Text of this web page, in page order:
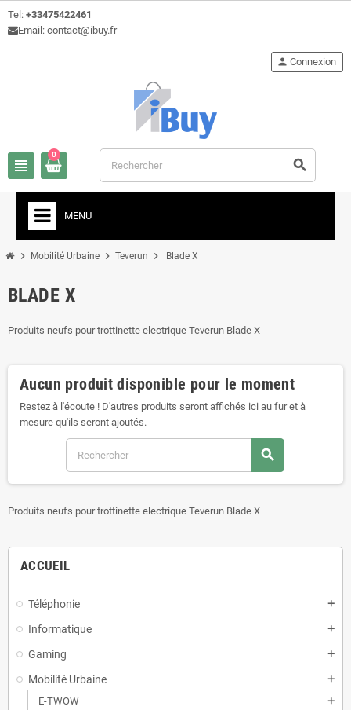
Tel: +33475422461
Email: contact@ibuy.fr
view_headline
person Connexion
0
search
MENU
chevron_right Mobilité Urbaine chevron_right Teverun chevron_right Blade X
ACCUEIL
Téléphonie add
Informatique add
Gaming add
Mobilité Urbaine add
E-TWOW add
BLADE X
Produits neufs pour trottinette electrique Teverun Blade X
Aucun produit disponible pour le moment
Restez à l'écoute ! D'autres produits seront affichés ici au fur et à
mesure qu'ils seront ajoutés.
search
Produits neufs pour trottinette electrique Teverun Blade X